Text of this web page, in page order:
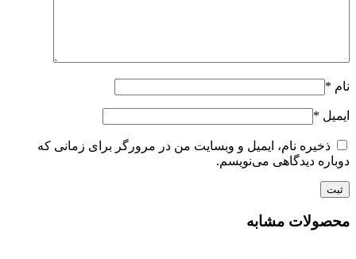
نام *
ایمیل *
ذخیره نام، ایمیل و وبسایت من در مرورگر برای زمانی که
دوباره دیدگاهی می‌نویسم.
محصولات مشابه